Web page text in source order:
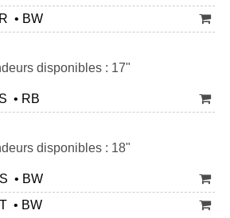
• BW
disponibles : 17"
• RB
disponibles : 18"
• BW
• BW